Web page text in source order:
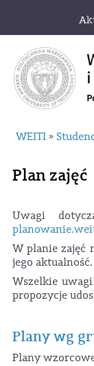
WEITI »
Plan zajęć
Uwagi
W planie zajęć
jego aktualność.
Wszelkie
propozycje
Plany wg
Plany